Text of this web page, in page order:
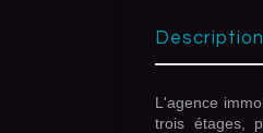
L'agence
trois étages,